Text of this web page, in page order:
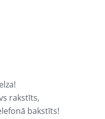
rakstīts,
bakstīts!